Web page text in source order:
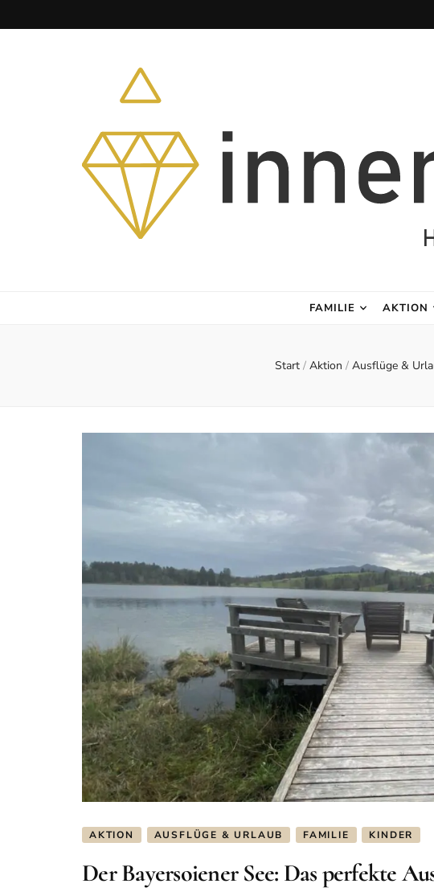
FAMILIE AKTION
Start / Aktion / Ausflüge &
AKTION AUSFLÜGE & URLAUB FAMILIE KINDER
Der Bayersoiener See: Das perfekte